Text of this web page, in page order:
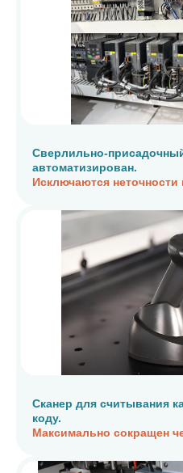
Сверлильно-
автоматизирован.
Исключаются
Сканер для считывания
коду.
Максимально сокращен